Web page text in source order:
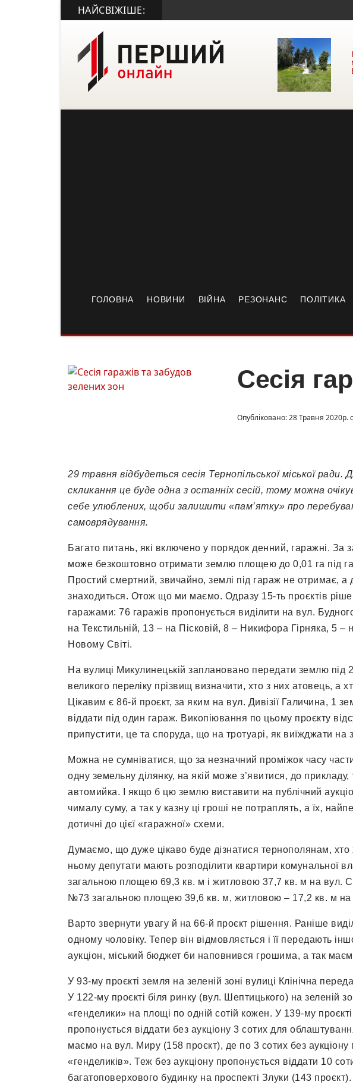
НАЙСВІЖІШЕ:
ГОЛОВНА НОВИНИ ВІЙНА РЕЗОНАНС ПОЛІТИКА
Сесія
Опубліковано: 28 Травня 2020р.
29 травня відбудеться сесія Тернопільської міської
скликання це буде одна з останніх сесій, тому можна
себе улюблених, щоби залишити «пам’ятку» про
самоврядування.
Багато питань, які включено у порядок денний, гаражні. За
може безкоштовно отримати землю площею до 0,01 га під
Простий смертний, звичайно, землі під гараж не отримає,
знаходиться. Отож що ми маємо. Одразу 15-ть проєктів
гаражами: 76 гаражів пропонується виділити на вул.
на Текстильній, 13 – на Пісковій, 8 – Никифора Гірняка, 5 –
Новому Світі.
На вулиці Микулинецькій заплановано передати землю під
великого переліку прізвищ визначити, хто з них атовець, а
Цікавим є 86-й проєкт, за яким на вул. Дивізії Галичина, 1
віддати під один гараж. Викопіювання по цьому проєкту
припустити, це та споруда, що на тротуарі, як виїжджати на
Можна не сумніватися, що за незначний проміжок часу
одну земельну ділянку, на якій може з’явитися, до
автомийка. І якщо б цю землю виставити на публічний
чималу суму, а так у казну ці гроші не потраплять, а їх,
дотичні до цієї «гаражної» схеми.
Думаємо, що дуже цікаво буде дізнатися тернополянам, хто
ньому депутати мають розподілити квартири комунальної
загальною площею 69,3 кв. м і житловою 37,7 кв. м на вул.
№73 загальною площею 39,6 кв. м, житловою – 17,2 кв. м на
Варто звернути увагу й на 66-й проєкт рішення. Раніше
одному чоловіку. Тепер він відмовляється і її передають
аукціон, міський бюджет би наповнився грошима, а так
У 93-му проєкті земля на зеленій зоні вулиці Клінічна
У 122-му проєкті біля ринку (вул. Шептицького) на зеленій
«генделики» на площі по одній сотій кожен. У 139-му
пропонується віддати без аукціону 3 сотих для
маємо на вул. Миру (158 проєкт), де по 3 сотих без аукціону
«генделиків». Теж без аукціону пропонується віддати 10
багатоповерхового будинку на проспекті Злуки (143